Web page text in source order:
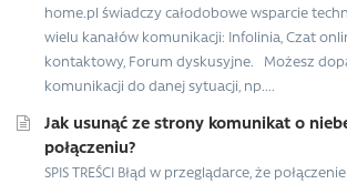
home.pl świadczy całodobowe wsparcie
wielu kanałów komunikacji: Infolinia, Czat
kontaktowy, Forum dyskusyjne. Możesz
komunikacji do danej sytuacji, np....
Jak usunąć ze strony komunikat o
połączeniu?
SPIS TREŚCI Błąd w przeglądarce, że